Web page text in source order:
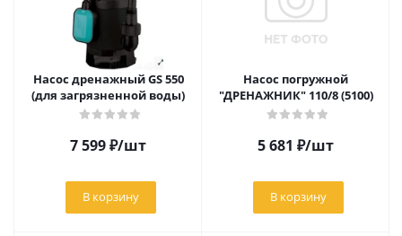
Насос дренажный GS 550
(для загрязненной воды)
7 599₽/шт
В корзину
Насос погружной
"ДРЕНАЖНИК" 110/8 (5100)
5 681 ₽/шт
В корзину